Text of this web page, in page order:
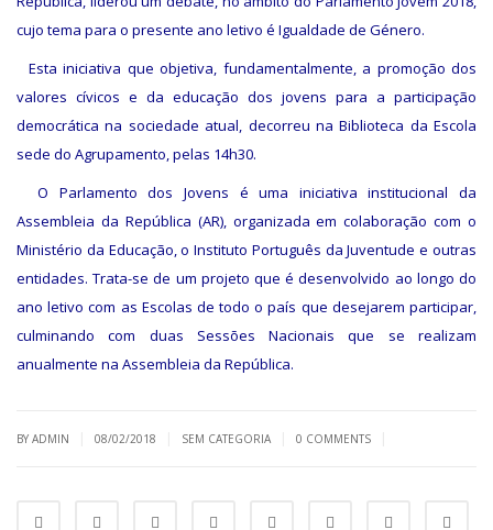
cujo tema para o presente ano letivo é Igualdade de Género.
Esta iniciativa que objetiva, fundamentalmente, a promoção dos
valores cívicos e da educação dos jovens para a participação
democrática na sociedade atual, decorreu na Biblioteca da Escola
sede do Agrupamento, pelas 14h30.
O Parlamento dos Jovens é uma iniciativa institucional da
Assembleia da República (AR), organizada em colaboração com o
Ministério da Educação, o Instituto Português da Juventude e outras
entidades. Trata-se de um projeto que é desenvolvido ao longo do
ano letivo com as Escolas de todo o país que desejarem participar,
culminando com duas Sessões Nacionais que se realizam
anualmente na Assembleia da República.
BY ADMIN 08/02/2018 SEM CATEGORIA 0 COMMENTS